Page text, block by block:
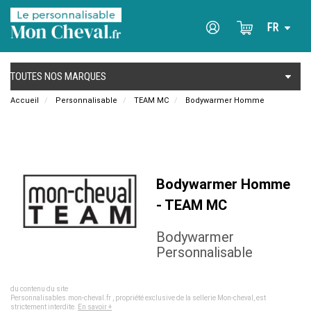
Accueil Personnalisable TEAM MC Bodywarmer Homme
Bodywarmer Homme
- TEAM MC
Bodywarmer
Personnalisable
du contenu du site
Personnalisables.mon-cheval.fr , propriété exclusive de la sellerie Mon-cheval, est
strictement interdite.
En savoir +